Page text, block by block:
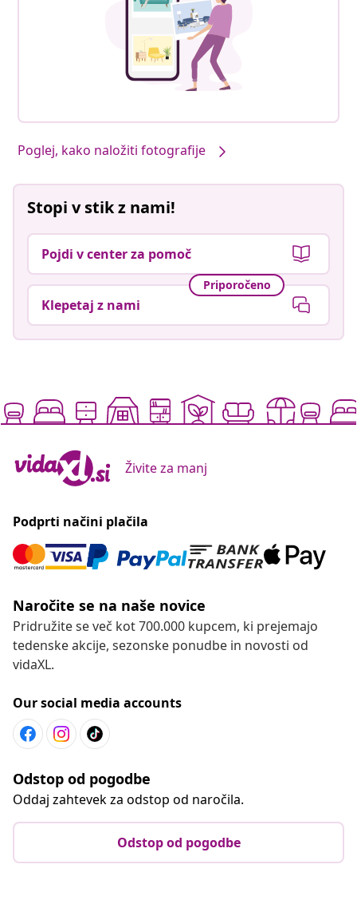
Poglej, kako naložiti fotografije
Stopi v stik z nami!
Pojdi v center za pomoč
Priporočeno
Klepetaj z nami
Živite za manj
Podprti načini plačila
Naročite se na naše novice
Pridružite se več kot 700.000 kupcem, ki prejemajo
tedenske akcije, sezonske ponudbe in novosti od
vidaXL.
Our social media accounts
Odstop od pogodbe
Oddaj zahtevek za odstop od naročila.
Odstop od pogodbe